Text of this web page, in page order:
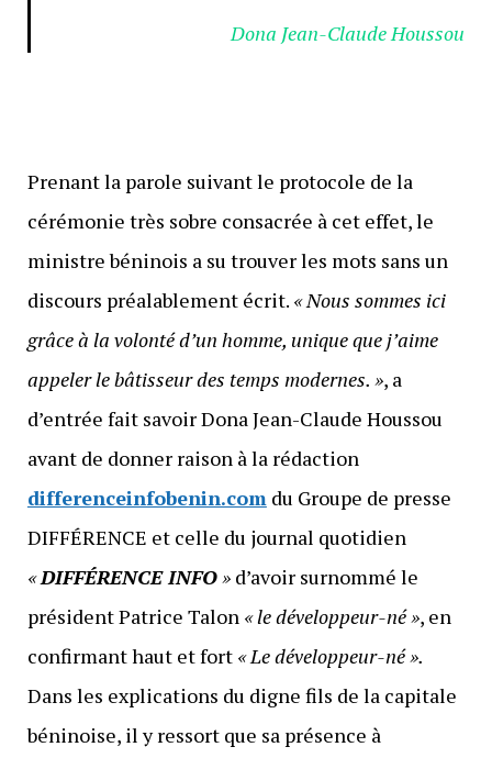
Dona Jean-Claude Houssou
Prenant la parole suivant le protocole de la
cérémonie très sobre consacrée à cet effet, le
ministre béninois a su trouver les mots sans un
discours préalablement écrit. « Nous sommes ici
grâce à la volonté d’un homme, unique que j’aime
appeler le bâtisseur des temps modernes. », a
d’entrée fait savoir Dona Jean-Claude Houssou
avant de donner raison à la rédaction
differenceinfobenin.com du Groupe de presse
DIFFÉRENCE et celle du journal quotidien
«DIFFÉRENCE INFO»d’avoir surnommé le
président Patrice Talon « le développeur-né », en
confirmant haut et fort « Le développeur-né ».
Dans les explications du digne fils de la capitale
béninoise, il y ressort que sa présence à